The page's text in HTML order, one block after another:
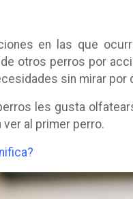
en las que
otros perros por
sin mirar por
les gusta
al primer perro.